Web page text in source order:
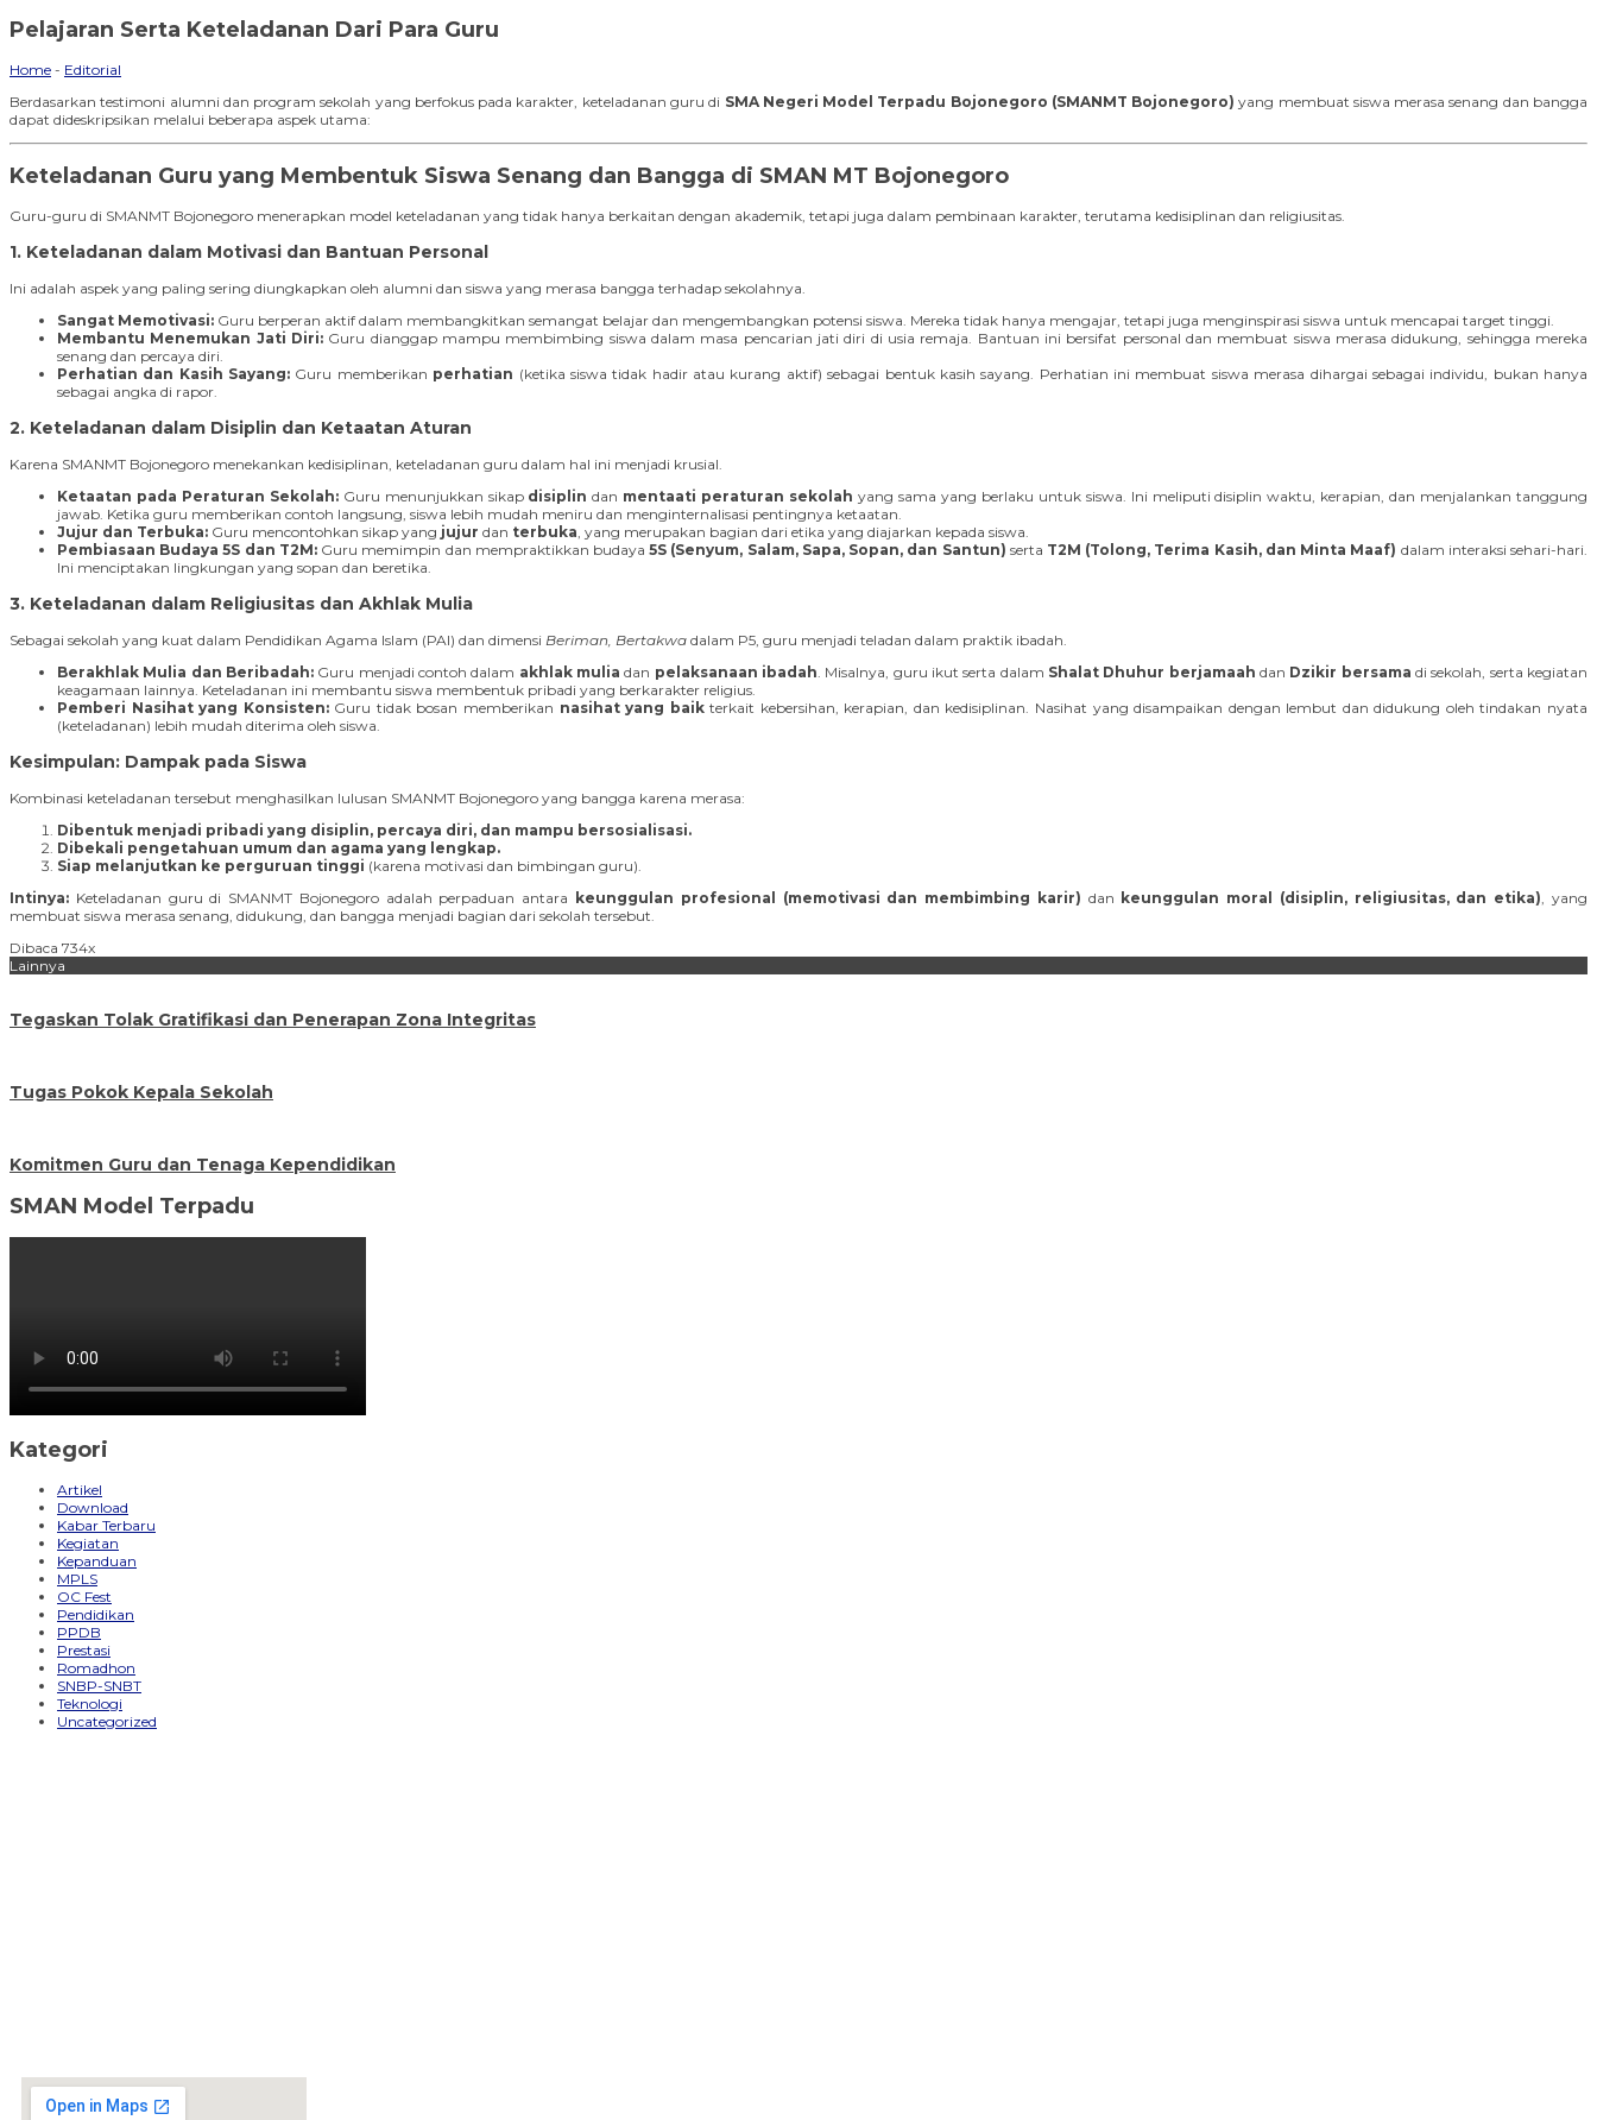
Pelajaran Serta Keteladanan Dari Para Guru
Home - Editorial
Berdasarkan testimoni alumni dan program sekolah yang berfokus pada karakter, keteladanan guru di SMA Negeri Model Terpadu Bojonegoro (SMANMT Bojonegoro) yang membuat siswa merasa senang dan bangga
dapat dideskripsikan melalui beberapa aspek utama:
Keteladanan Guru yang Membentuk Siswa Senang dan Bangga di SMAN MT Bojonegoro
Guru-guru di SMANMT Bojonegoro menerapkan model keteladanan yang tidak hanya berkaitan dengan akademik, tetapi juga dalam pembinaan karakter, terutama kedisiplinan dan religiusitas.
1. Keteladanan dalam Motivasi dan Bantuan Personal
Ini adalah aspek yang paling sering diungkapkan oleh alumni dan siswa yang merasa bangga terhadap sekolahnya.
Sangat Memotivasi: Guru berperan aktif dalam membangkitkan semangat belajar dan mengembangkan potensi siswa. Mereka tidak hanya mengajar, tetapi juga menginspirasi siswa untuk mencapai target tinggi.
Membantu Menemukan Jati Diri: Guru dianggap mampu membimbing siswa dalam masa pencarian jati diri di usia remaja. Bantuan ini bersifat personal dan membuat siswa merasa didukung, sehingga mereka
senang dan percaya diri.
Perhatian dan Kasih Sayang: Guru memberikan perhatian (ketika siswa tidak hadir atau kurang aktif) sebagai bentuk kasih sayang. Perhatian ini membuat siswa merasa dihargai sebagai individu, bukan hanya
sebagai angka di rapor.
2. Keteladanan dalam Disiplin dan Ketaatan Aturan
Karena SMANMT Bojonegoro menekankan kedisiplinan, keteladanan guru dalam hal ini menjadi krusial.
Ketaatan pada Peraturan Sekolah:Guru menunjukkan sikap disiplin dan mentaati peraturan sekolah yang sama yang berlaku untuk siswa. Ini meliputi disiplin waktu, kerapian, dan menjalankan tanggung
jawab. Ketika guru memberikan contoh langsung, siswa lebih mudah meniru dan menginternalisasi pentingnya ketaatan.
Jujur dan Terbuka: Guru mencontohkan sikap yang jujur dan terbuka , yang merupakan bagian dari etika yang diajarkan kepada siswa.
Pembiasaan Budaya 5S dan T2M:Guru memimpin dan mempraktikkan budaya5S (Senyum, Salam, Sapa, Sopan, dan Santun) serta T2M (Tolong, Terima Kasih, dan Minta Maaf) dalam interaksi sehari-hari.
Ini menciptakan lingkungan yang sopan dan beretika.
3. Keteladanan dalam Religiusitas dan Akhlak Mulia
Sebagai sekolah yang kuat dalam Pendidikan Agama Islam (PAI) dan dimensi Beriman, Bertakwa dalam P5, guru menjadi teladan dalam praktik ibadah.
Berakhlak Mulia dan Beribadah: Guru menjadi contoh dalam akhlak mulia dan pelaksanaan ibadah . Misalnya, guru ikut serta dalam Shalat Dhuhur berjamaah dan Dzikir bersama di sekolah, serta kegiatan
keagamaan lainnya. Keteladanan ini membantu siswa membentuk pribadi yang berkarakter religius.
Pemberi Nasihat yang Konsisten:Guru tidak bosan memberikan nasihat yang baikterkait kebersihan, kerapian, dan kedisiplinan. Nasihat yang disampaikan dengan lembut dan didukung oleh tindakan nyata
(keteladanan) lebih mudah diterima oleh siswa.
Kesimpulan: Dampak pada Siswa
Kombinasi keteladanan tersebut menghasilkan lulusan SMANMT Bojonegoro yang bangga karena merasa:
Dibentuk menjadi pribadi yang disiplin, percaya diri, dan mampu bersosialisasi.
Dibekali pengetahuan umum dan agama yang lengkap.
Siap melanjutkan ke perguruan tinggi (karena motivasi dan bimbingan guru).
Intinya: Keteladanan guru di SMANMT Bojonegoro adalah perpaduan antara keunggulan profesional (memotivasi dan membimbing karir) dan keunggulan moral (disiplin, religiusitas, dan etika), yang
membuat siswa merasa senang, didukung, dan bangga menjadi bagian dari sekolah tersebut.
Dibaca 734x
Lainnya
Tegaskan Tolak Gratifikasi dan Penerapan Zona Integritas
Tugas Pokok Kepala Sekolah
Komitmen Guru dan Tenaga Kependidikan
SMAN Model Terpadu
Kategori
Artikel
Download
Kabar Terbaru
Kegiatan
Kepanduan
MPLS
OC Fest
Pendidikan
PPDB
Prestasi
Romadhon
SNBP-SNBT
Teknologi
Uncategorized